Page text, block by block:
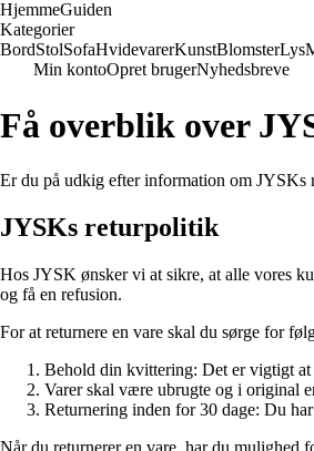
HjemmeGuiden
Kategorier
BordStolSofaHvidevarerKunstBlomsterLys
Min kontoOpret brugerNyhedsbreve
Få overblik over
Er du på udkig efter information om
JYSKs returpolitik
Hos JYSK ønsker vi at sikre, at alle vores
og få en refusion.
For at returnere en vare skal du sørge for
Behold din kvittering: Det er vigtigt
Varer skal være ubrugte og i original
Returnering inden for 30 dage: Du
Når du returnerer en vare, har du mulighed